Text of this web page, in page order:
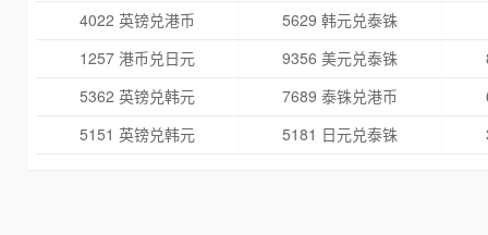
4022 英镑兑港币
5629 韩元兑泰铢
1257 港币兑日元
9356 美元兑泰铢
5362 英镑兑韩元
7689 泰铢兑港币
5151 英镑兑韩元
5181 日元兑泰铢